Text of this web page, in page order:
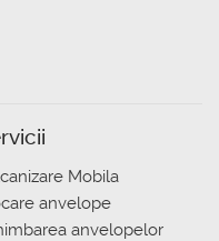
Mobila
anvelope
anvelopelor